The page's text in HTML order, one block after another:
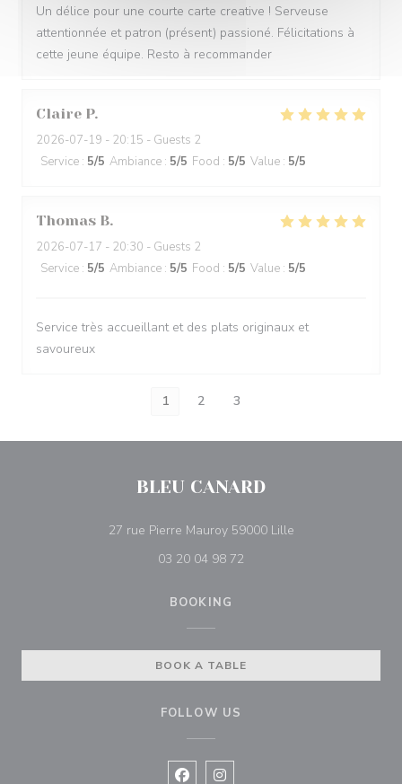
Un délice pour une courte carte creative ! Serveuse
attentionnée et patron (présent) passioné. Félicitations à
cette jeune équipe. Resto à recommander
Claire P
2026-07-19 - 20:15 - Guests 2
Service : 5/5 Ambiance : 5/5 Food : 5/5 Value : 5/5
Thomas B
2026-07-17 - 20:30 - Guests 2
Service : 5/5 Ambiance : 5/5 Food : 5/5 Value : 5/5
Service très accueillant et des plats originaux et
savoureux
1 2 3
BLEU CANARD
27 rue Pierre Mauroy 59000 Lille((opens in a new
03 20 04 98 72
BOOKING
BOOK A TABLE
FOLLOW US